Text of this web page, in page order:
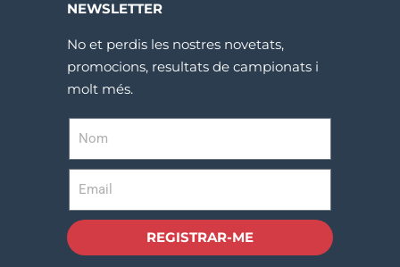
NEWSLETTER
No et perdis les nostres novetats,
promocions, resultats de campionats i
molt més.
REGISTRAR-ME